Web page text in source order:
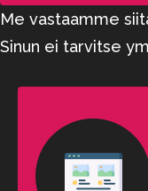
Me vastaamme
Sinun ei tarvitse